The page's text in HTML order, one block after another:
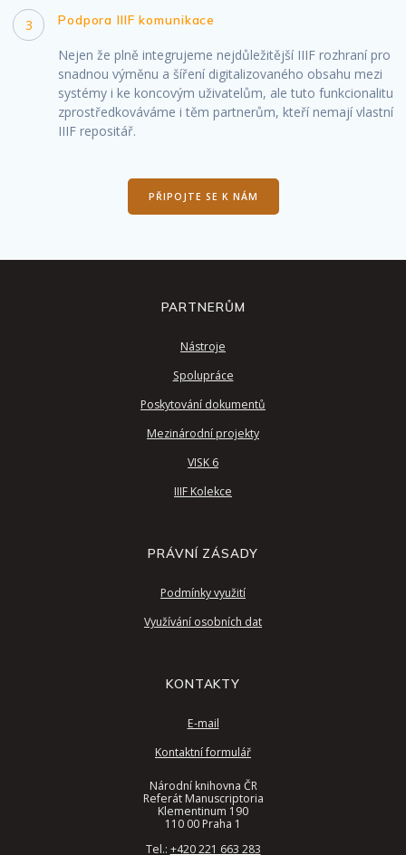
3 Podpora IIIF komunikace
Nejen že plně integrujeme nejdůležitější IIIF rozhraní pro
snadnou výměnu a šíření digitalizovaného obsahu mezi
systémy i ke koncovým uživatelům, ale tuto funkcionalitu
zprostředkováváme i těm partnerům, kteří nemají vlastní
IIIF repositář.
PŘIPOJTE SE K NÁM
PARTNERŮM
Nástroje
Spolupráce
Poskytování dokumentů
Mezinárodní projekty
VISK 6
IIIF Kolekce
PRÁVNÍ ZÁSADY
Podmínky využití
Využívání osobních dat
KONTAKTY
E-mail
Kontaktní formulář
Národní knihovna ČR
Referát Manuscriptoria
Klementinum 190
110 00 Praha 1
Tel.: +420 221 663 283